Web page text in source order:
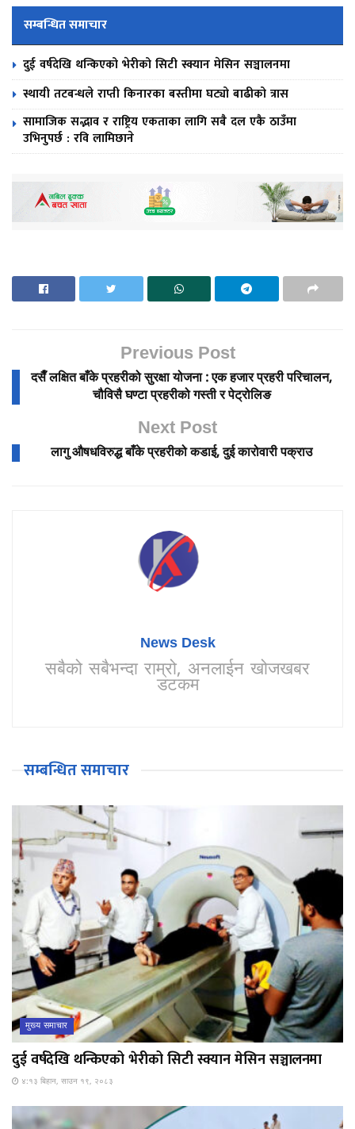
सम्बन्धित समाचार
दुई वर्षदेखि थन्किएको भेरीको सिटी स्क्यान मेसिन सञ्चालनमा
स्थायी तटबन्धले राप्ती किनारका बस्तीमा घट्यो बाढीको त्रास
सामाजिक सद्भाव र राष्ट्रिय एकताका लागि सबै दल एकै ठाउँमा
उभिनुपर्छ : रवि लामिछाने
Previous Post
दसैँ लक्षित बाँके प्रहरीको सुरक्षा योजना : एक हजार प्रहरी परिचालन,
चौविसै घण्टा प्रहरीको गस्ती र पेट्रोलिङ
Next Post
लागु औषधविरुद्ध बाँके प्रहरीको कडाई, दुई कारोवारी पक्राउ
News Desk
सबैको सबैभन्दा राम्रो, अनलाईन खोजखबर
डटकम
सम्बन्धित समाचार
मुख्य समाचार
दुई वर्षदेखि थन्किएको भेरीको सिटी स्क्यान मेसिन सञ्चालनमा
४:१३ बिहान, साउन १९, २०८३